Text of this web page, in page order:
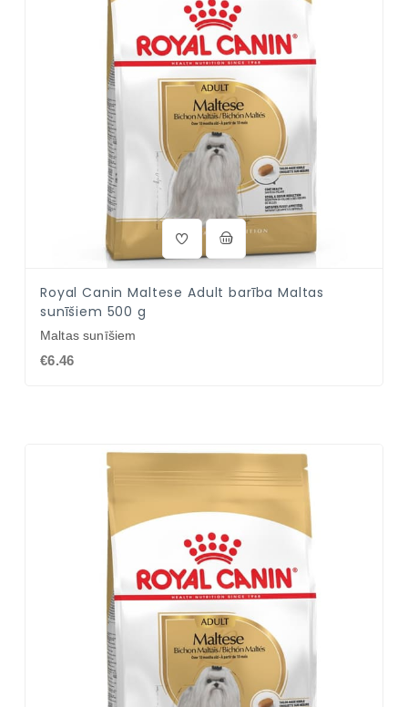
Royal Canin Maltese Adult barība Maltas
sunīšiem 500 g
Maltas sunīšiem
€6.46